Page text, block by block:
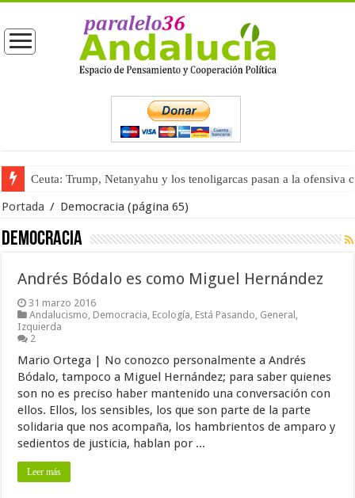
Ceuta: Trump, Netanyahu y los tenoligarcas pasan a la ofensiva
Portada / Democracia (página 65)
Democracia
Andrés Bódalo es como Miguel Hernández
31 marzo 2016
Andalucismo, Democracia, Ecología, Está Pasando, General ,
Izquierda
2
Mario Ortega | No conozco personalmente a Andrés
Bódalo, tampoco a Miguel Hernández; para saber quienes
son no es preciso haber mantenido una conversación con
ellos. Ellos, los sensibles, los que son parte de la parte
solidaria que nos acompaña, los hambrientos de amparo y
sedientos de justicia, hablan por ...
Leer más